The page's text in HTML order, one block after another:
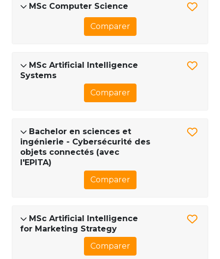
MSc Computer Science
Comparer
MSc Artificial Intelligence
Systems
Comparer
Bachelor en sciences et
ingénierie - Cybersécurité des
objets connectés (avec
l'EPITA)
Comparer
MSc Artificial Intelligence
for Marketing Strategy
Comparer